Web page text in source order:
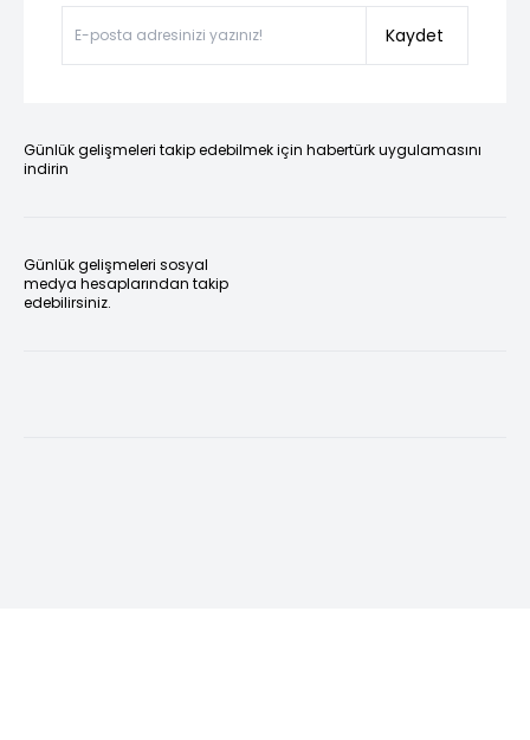
Kaydet
Günlük gelişmeleri takip edebilmek için habertürk uygulamasını
indirin
Günlük gelişmeleri sosyal
medya hesaplarından takip
edebilirsiniz.